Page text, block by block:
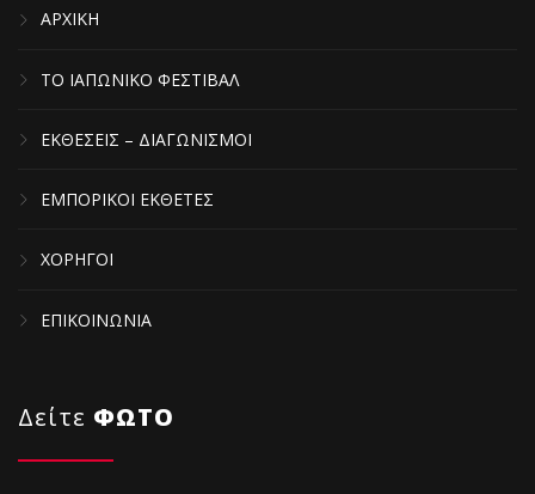
ΑΡΧΙΚΗ
ΤΟ ΙΑΠΩΝΙΚΟ ΦΕΣΤΙΒΑΛ
ΕΚΘΕΣΕΙΣ – ΔΙΑΓΩΝΙΣΜΟΙ
ΕΜΠΟΡΙΚΟΙ ΕΚΘΕΤΕΣ
ΧΟΡΗΓΟΙ
ΕΠΙΚΟΙΝΩΝΙΑ
Δείτε ΦΩΤΟ